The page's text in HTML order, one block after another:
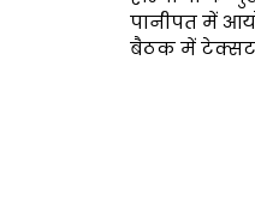
पानीपत में
बैठक में